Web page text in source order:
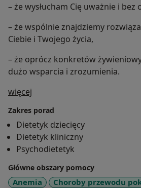
– że wysłucham Cię uważnie i bez
– że wspólnie znajdziemy
Ciebie i Twojego życia,
– że oprócz konkretów
dużo wsparcia i zrozumienia.
więcej
Zakres porad
Dietetyk dziecięcy
Dietetyk kliniczny
Psychodietetyk
Główne obszary pomocy
Anemia
Choroby przewodu